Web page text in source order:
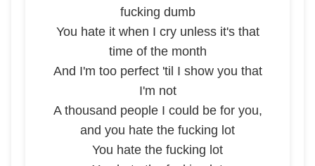
fucking dumb
You hate it when I cry unless it's that
time of the month
And I'm too perfect 'til I show you that
I'm not
A thousand people I could be for you,
and you hate the fucking lot
You hate the fucking lot